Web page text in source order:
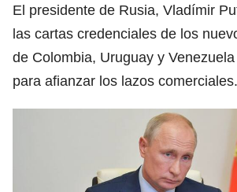
El presidente de Rusia, Vladímir
las cartas credenciales de los
de Colombia, Uruguay y
para afianzar los lazos comerciales.